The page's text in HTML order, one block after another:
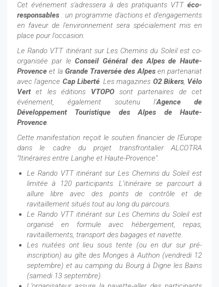
Cet événement s'adressera à des pratiquants VTT éco-
responsables : un programme d'actions et d'engagements
en faveur de l'environnement sera spécialement mis en
place pour l'occasion.
Le Rando VTT itinérant sur Les Chemins du Soleil est co-
organisée par leConseil Général des Alpes de Haute-
Provenceet la Grande Traversée des Alpes en partenariat
avec l'agence Cap Liberté. Les magazines O2 Bikers, Vélo
Vert et les éditions VTOPO sont partenaires de cet
événement, également soutenu l’Agence de
Développement Touristique des Alpes de Haute-
Provence.
Cette manifestation reçoit le soutien financier de l'Europe
dans le cadre du projet transfrontalier ALCOTRA
"Itinéraires entre Langhe et Haute-Provence".
Le Rando VTT itinérant sur Les Chemins du Soleil est
limitée à 120 participants. L’itinéraire se parcourt à
allure libre avec des points de contrôle et de
ravitaillement situés tout au long du parcours.
Le Rando VTT itinérant sur Les Chemins du Soleil est
organisé en formule avec hébergement, repas,
ravitaillements, transport des bagages et navette.
Les nuitées ont lieu sous tente (ou en dur sur pré-
inscription) au gîte des Monges à Authon (vendredi 12
septembre) et au camping du Bourg à Digne les Bains
(samedi 13 septembre).